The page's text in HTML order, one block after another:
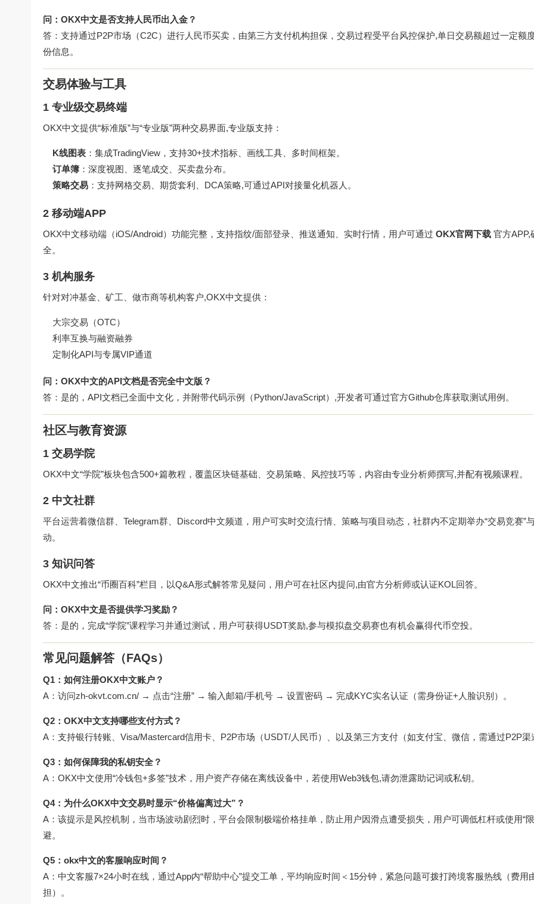
问：OKX中文是否支持人民币出入金？
答：支持通过P2P市场（C2C）进行人民币买卖，由第三方支付机构担保，交易过程受平台风控保护,单日交易额超过一定额
份信息。
交易体验与工具
1 专业级交易终端
OKX中文提供“标准版”与“专业版”两种交易界面,专业版支持：
K线图表 ：集成TradingView，支持30+技术指标、画线工具、多时间框架。
订单簿 ：深度视图、逐笔成交、买卖盘分布。
策略交易 ：支持网格交易、期货套利、DCA策略,可通过API对接量化机器人。
2 移动端APP
OKX中文移动端（iOS/Android）功能完整，支持指纹/面部登录、推送通知、实时行情，用户可通过 OKX官网下载 官方APP,
全。
3 机构服务
针对对冲基金、矿工、做市商等机构客户,OKX中文提供：
大宗交易（OTC）
利率互换与融资融券
定制化API与专属VIP通道
问：OKX中文的API文档是否完全中文版？
答：是的，API文档已全面中文化，并附带代码示例（Python/JavaScript）,开发者可通过官方Github仓库获取测试用例。
社区与教育资源
1 交易学院
OKX中文“学院”板块包含500+篇教程，覆盖区块链基础、交易策略、风控技巧等，内容由专业分析师撰写,并配有视频课程。
2 中文社群
平台运营着微信群、Telegram群、Discord中文频道，用户可实时交流行情、策略与项目动态，社群内不定期举办“交易竞赛”
动。
3 知识问答
OKX中文推出“币圈百科”栏目，以Q&A形式解答常见疑问，用户可在社区内提问,由官方分析师或认证KOL回答。
问：OKX中文是否提供学习奖励？
答：是的，完成“学院”课程学习并通过测试，用户可获得USDT奖励,参与模拟盘交易赛也有机会赢得代币空投。
常见问题解答（FAQs）
Q1：如何注册OKX中文账户？
A：访问zh-okvt.com.cn/ → 点击“注册” → 输入邮箱/手机号 → 设置密码 → 完成KYC实名认证（需身份证+人脸识别）。
Q2：OKX中文支持哪些支付方式？
A：支持银行转账、Visa/Mastercard信用卡、P2P市场（USDT/人民币）、以及第三方支付（如支付宝、微信，需通过P2P渠
Q3：如何保障我的私钥安全？
A：OKX中文使用“冷钱包+多签”技术，用户资产存储在离线设备中，若使用Web3钱包,请勿泄露助记词或私钥。
Q4：为什么OKX中文交易时显示“价格偏离过大”？
A：该提示是风控机制，当市场波动剧烈时，平台会限制极端价格挂单，防止用户因滑点遭受损失，用户可调低杠杆或使用“
避。
Q5：okx中文的客服响应时间？
A：中文客服7×24小时在线，通过App内“帮助中心”提交工单，平均响应时间＜15分钟，紧急问题可拨打跨境客服热线（费用
担）。